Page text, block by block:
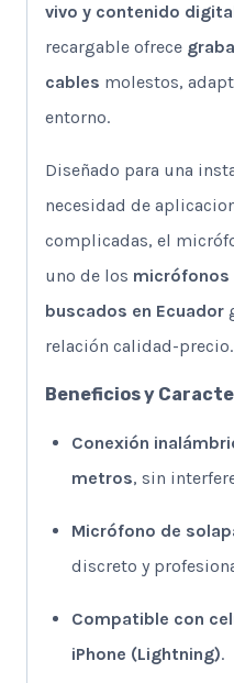
vivo y contenido
recargable ofrece
cables molestos,
entorno.
Diseñado para una
necesidad de
complicadas, el
uno de los micrófonos
buscados en Ecuador
relación calidad-precio.
Beneficios y
Conexión
metros, sin
Micrófono de
discreto y
Compatible con
iPhone (Lightning).